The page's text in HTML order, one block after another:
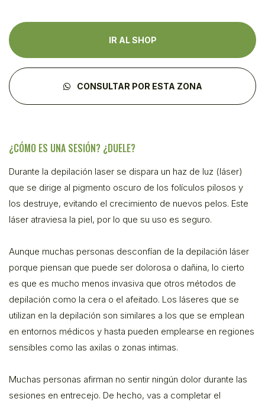
IR AL SHOP
CONSULTAR POR ESTA ZONA
¿CÓMO ES UNA SESIÓN? ¿DUELE?
Durante la depilación laser se dispara un haz de luz (láser)
que se dirige al pigmento oscuro de los folículos pilosos y
los destruye, evitando el crecimiento de nuevos pelos. Este
láser atraviesa la piel, por lo que su uso es seguro.
Aunque muchas personas desconfían de la depilación láser
porque piensan que puede ser dolorosa o dañina, lo cierto
es que es mucho menos invasiva que otros métodos de
depilación como la cera o el afeitado. Los láseres que se
utilizan en la depilación son similares a los que se emplean
en entornos médicos y hasta pueden emplearse en regiones
sensibles como las axilas o zonas intimas.
Muchas personas afirman no sentir ningún dolor durante las
sesiones en entrecejo. De hecho, vas a completar el